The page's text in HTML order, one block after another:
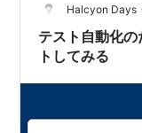
ということで、
ので参考にしつ
Halcyon Days
テスト自動化
トしてみる